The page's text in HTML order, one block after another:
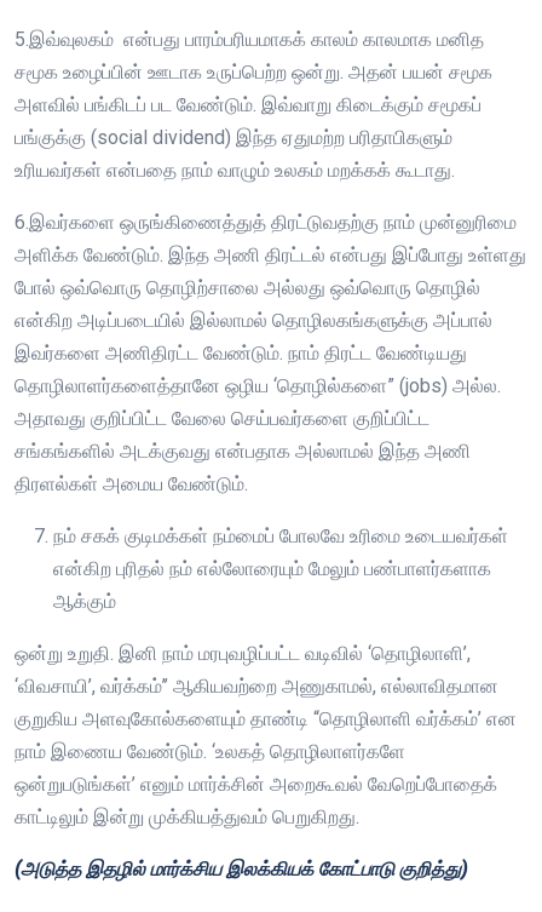
5.இவ்வுலகம் என்பது பாரம்பரியமாகக் காலம் காலமாக மனித
சமூக உழைப்பின் ஊடாக உருப்பெற்ற ஒன்று. அதன் பயன் சமூக
அளவில் பங்கிடப் பட வேண்டும். இவ்வாறு கிடைக்கும் சமூகப்
பங்குக்கு (social dividend) இந்த ஏதுமற்ற பரிதாபிகளும்
உரியவர்கள் என்பதை நாம் வாழும் உலகம் மறக்கக் கூடாது.
6.இவர்களை ஒருங்கிணைத்துத் திரட்டுவதற்கு நாம் முன்னுரிமை
அளிக்க வேண்டும். இந்த அணி திரட்டல் என்பது இப்போது உள்ளது
போல் ஒவ்வொரு தொழிற்சாலை அல்லது ஒவ்வொரு தொழில்
என்கிற அடிப்படையில் இல்லாமல் தொழிலகங்களுக்கு அப்பால்
இவர்களை அணிதிரட்ட வேண்டும். நாம் திரட்ட வேண்டியது
தொழிலாளர்களைத்தானே ஒழிய ‘தொழில்களை” (jobs) அல்ல.
அதாவது குறிப்பிட்ட வேலை செய்பவர்களை குறிப்பிட்ட
சங்கங்களில் அடக்குவது என்பதாக அல்லாமல் இந்த அணி
திரளல்கள் அமைய வேண்டும்.
நம் சகக் குடிமக்கள் நம்மைப் போலவே உரிமை உடையவர்கள்
என்கிற புரிதல் நம் எல்லோரையும் மேலும் பண்பாளர்களாக
ஆக்கும்
ஒன்று உறுதி. இனி நாம் மரபுவழிப்பட்ட வடிவில் ‘தொழிலாளி’,
‘விவசாயி’, வர்க்கம்’’ ஆகியவற்றை அணுகாமல், எல்லாவிதமான
குறுகிய அளவுகோல்களையும் தாண்டி “தொழிலாளி வர்க்கம்’ என
நாம் இணைய வேண்டும். ‘உலகத் தொழிலாளர்களே
ஒன்றுபடுங்கள்’ எனும் மார்க்சின் அறைகூவல் வேறெப்போதைக்
காட்டிலும் இன்று முக்கியத்துவம் பெறுகிறது.
(அடுத்த இதழில் மார்க்சிய இலக்கியக் கோட்பாடு குறித்து)